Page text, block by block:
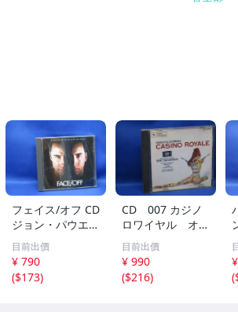
フェイス/オフ CD
ジョン・パウエル
FACE/OFF JOHN
POWELL プロデ
ュース:ハンス・
ジマー HANS ZI
目前出價
¥ 790
($173)
CD 007 カジノ
ロワイヤル オリ
ジナルサウンドト
ラック 70412
目前出價
¥ 990
($216)
(